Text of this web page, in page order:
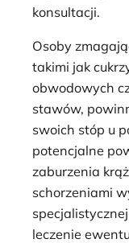
konsultacji.
Osoby
takimi jak
obwodowych
stawów,
swoich stóp u
potencjalne
zaburzenia
schorzeniami
leczenie